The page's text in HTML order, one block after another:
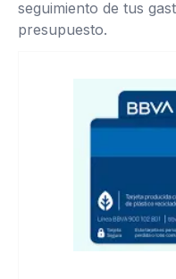
seguimiento de tus
presupuesto.